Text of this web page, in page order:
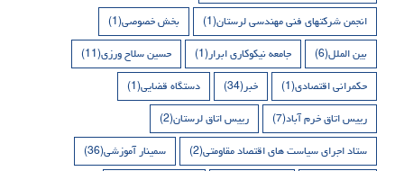
انجمن شرکتهای فنی مهندسی لرستان(1) بخش خصوصی(1)
بین الملل(6) جامعه نیکوکاری ابرار(1) حسین سلاح ورزی(11)
حکمرانی اقتصادی(1) خبر(34) دستگاه قضایی(1)
رییس اتاق خرم آباد(7) رییس اتاق لرستان(2)
ستاد اجرای سیاست های اقتصاد مقاومتی(2) سمینار آموزشی(36)